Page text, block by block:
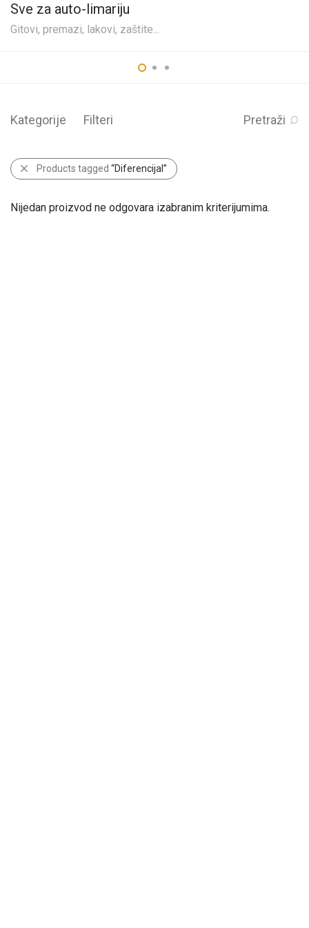
Sve za auto-limariju
Gitovi, premazi, lakovi, zaštite...
Kategorije Filteri Pretraži
Products tagged “Diferencijal”
Nijedan proizvod ne odgovara izabranim kriterijumima.